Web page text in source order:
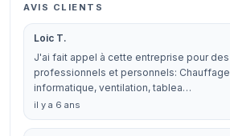
AVIS CLIENTS
Loic T.
J'ai fait appel à cette entreprise pour
professionnels et personnels:
informatique, ventilation, tablea…
il y a 6 ans